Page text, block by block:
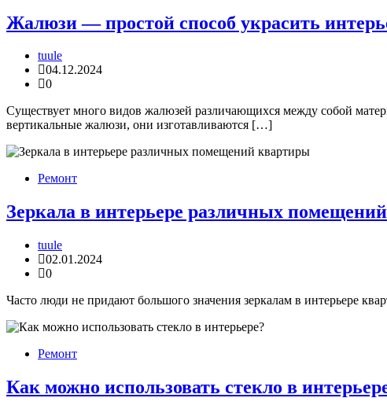
Жалюзи — простой способ украсить
tuule
04.12.2024
0
Существует много видов жалюзей различающихся между собой
вертикальные жалюзи, они изготавливаются […]
Ремонт
Зеркала в интерьере различных
tuule
02.01.2024
0
Часто люди не придают большого значения зеркалам в интерьере
Ремонт
Как можно использовать стекло в